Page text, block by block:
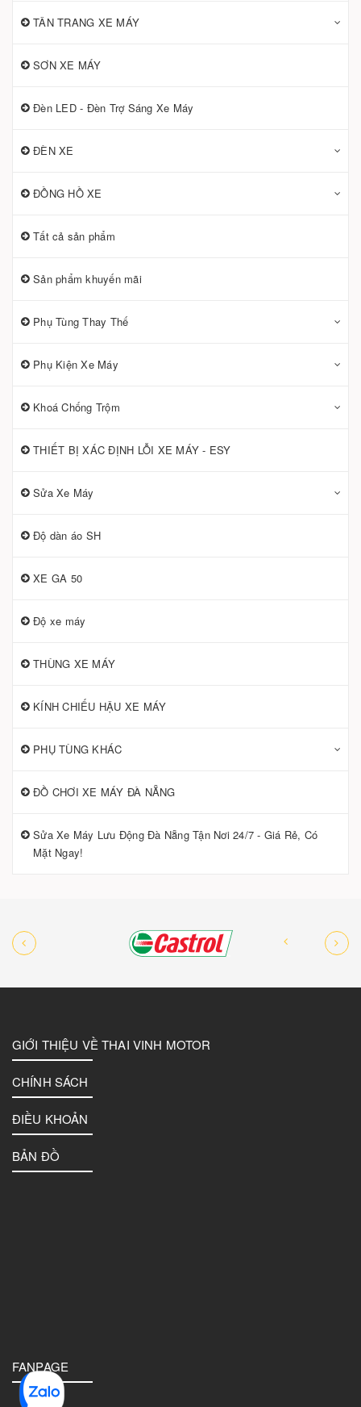
TÂN TRANG XE MÁY
SƠN XE MÁY
Đèn LED - Đèn Trợ Sáng Xe Máy
ĐÈN XE
ĐỒNG HỒ XE
Tất cả sản phẩm
Sản phẩm khuyến mãi
Phụ Tùng Thay Thế
Phụ Kiện Xe Máy
Khoá Chống Trộm
THIẾT BỊ XÁC ĐỊNH LỖI XE MÁY - ESY
Sửa Xe Máy
Độ dàn áo SH
XE GA 50
Độ xe máy
THÙNG XE MÁY
KÍNH CHIẾU HẬU XE MÁY
PHỤ TÙNG KHÁC
ĐỒ CHƠI XE MÁY ĐÀ NẴNG
Sửa Xe Máy Lưu Động Đà Nẵng Tận Nơi 24/7 - Giá Rẻ, Có
Mặt Ngay!
GIỚI THIỆU VỀ THAI VINH MOTOR
CHÍNH SÁCH
ĐIỀU KHOẢN
BẢN ĐỒ
FANPAGE